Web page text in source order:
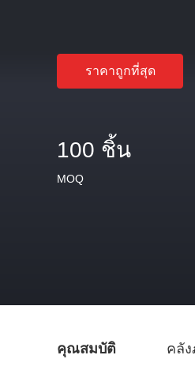
ราคาถูกที่สุด
100 ชิ้น
MOQ
คุณสมบัติ คลั